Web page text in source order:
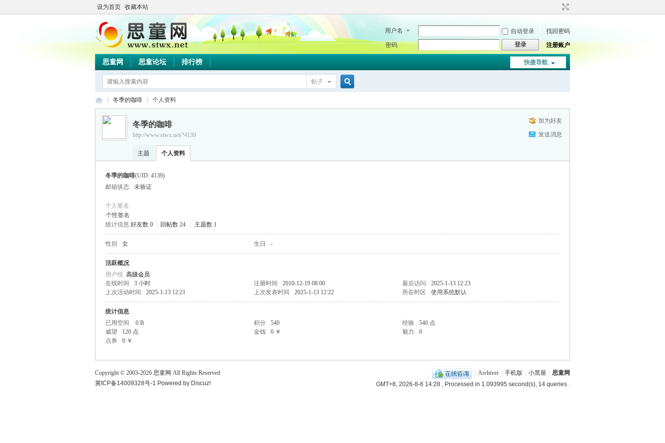
设为首页 收藏本站
用户名 自动登录
找回密码
密码
登录 注册账户
快捷导航
思童网 思童论坛 排行榜
帖子
›
冬季的咖啡 个人资料
加为好友
发送消息
冬季的咖啡
http://www.stwx.net/?4139
主题 个人资料
冬季的咖啡(UID: 4139)
邮箱状态
未验证
个人签名
个性签名
统计信息 好友数 0 回帖数 24 主题数 1
性别 女 生日 -
活跃概况
用户组 高级会员
在线时间
3 小时 注册时间 2010-12-19 08:00 最后访问
2025-1-13 12:23
上次活动时间
2025-1-13 12:21 上次发表时间 2025-1-13 12:22 所在时区 使用系统默认
统计信息
已用空间
0 B 积分 540 经验
540 点
威望
120 点 金钱 0 ￥ 魅力
0
点券
0 ￥
Archiver 手机版 小黑屋
思童网
GMT+8, 2026-8-6 14:28 , Processed in 1.093995 second(s), 14 queries .
Copyright © 2003-2026 思童网 All Rights Reserved
冀ICP备14009328号-1 Powered by Discuz!